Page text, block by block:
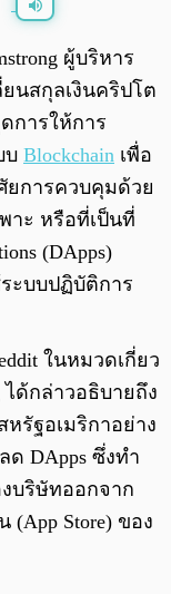
0:00/0:00
ผู้บริหาร
นสกุลเงินคริปโต
การให้การ
บ Blockchain เพื่อ
ยการควบคุมด้วย
าะ หรือที่เป็นที่
(DApps)
ะบบปฏิบัติการ
ในหมวดเกี่ยว
ได้กล่าวอธิบายถึง
หรัฐอเมริกาอย่าง
ด DApps ซึ่งทำ
บริษัทออกจาก
Store) ของ